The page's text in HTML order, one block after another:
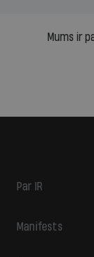
Mums ir
Par IR
Manifests